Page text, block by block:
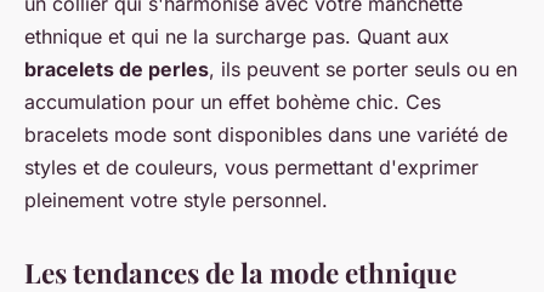
ethnique et qui ne la surcharge pas. Quant aux
bracelets de perles, ils peuvent se porter seuls ou en
accumulation pour un effet bohème chic. Ces
bracelets mode sont disponibles dans une variété de
styles et de couleurs, vous permettant d'exprimer
pleinement votre style personnel.
Les tendances de la mode ethnique